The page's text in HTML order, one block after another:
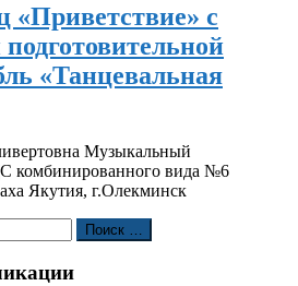
«Приветствие» с
«Танцевальная
Музыкальный
комбинированного вида №6
Якутия, г.Олекминск
Поиск …